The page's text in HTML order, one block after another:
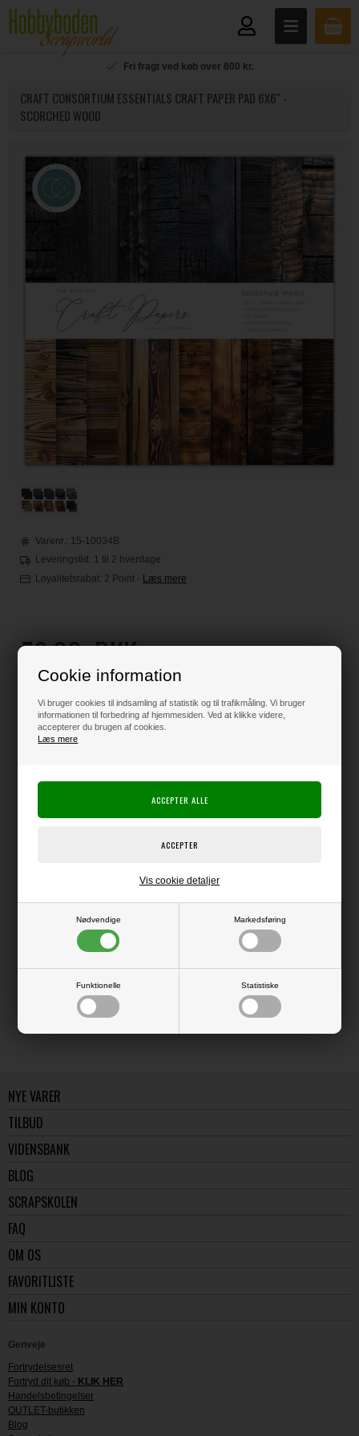
Cookie information
Vi bruger cookies til indsamling af statistik og til trafikmåling. Vi bruger
informationen til forbedring af hjemmesiden. Ved at klikke videre,
accepterer du brugen af cookies.
Læs mere
Nødvendige Markedsføring
Funktionelle Statistiske
Vis cookie detaljer
Fri fragt ved køb over 800 kr.
CRAFT CONSORTIUM ESSENTIALS CRAFT PAPER PAD 6X6" -
SCORCHED WOOD
Varenr.: 15-10034B
Leveringstid: 1 til 2 hverdage
Loyalitetsrabat: 2 Point - Læs mere
59,00DKK
Klik her for pris inkl. fragt
(billedet viser en 12x12" blok, men motiverne er de samme).
LÆS OG BLIV INSPIRERET
Læs flere artikler...
NYE VARER
TILBUD
VIDENSBANK
BLOG
SCRAPSKOLEN
FAQ
OM OS
FAVORITLISTE
MIN KONTO
Genveje
Fortrydelsesret
Fortryd dit køb - KLIK HER
Handelsbetingelser
OUTLET-butikken
Blog